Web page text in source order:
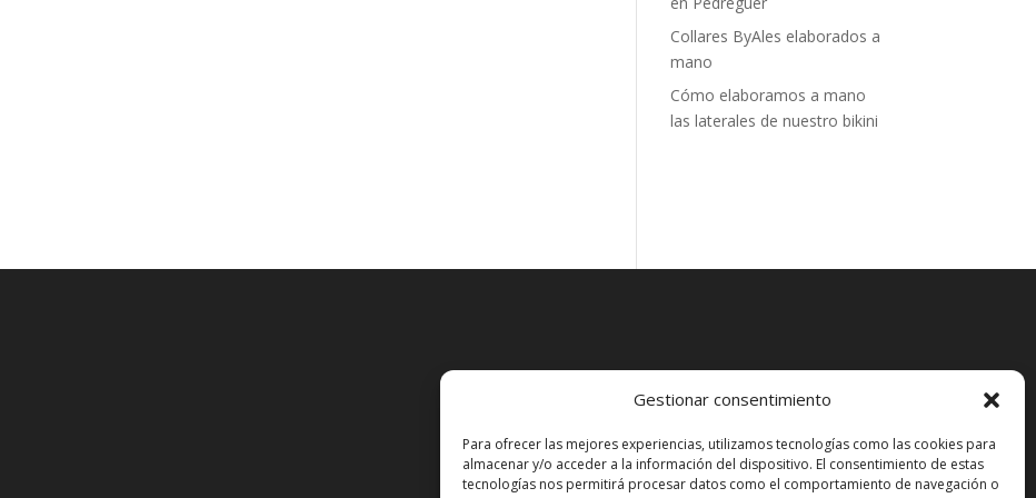
Gestionar consentimiento
Para ofrecer las mejores experiencias, utilizamos tecnologías como las cookies para
almacenar y/o acceder a la información del dispositivo. El consentimiento de estas
tecnologías nos permitirá procesar datos como el comportamiento de navegación o
Collares ByAles elaborados a
mano
Cómo elaboramos a mano
las laterales de nuestro bikini